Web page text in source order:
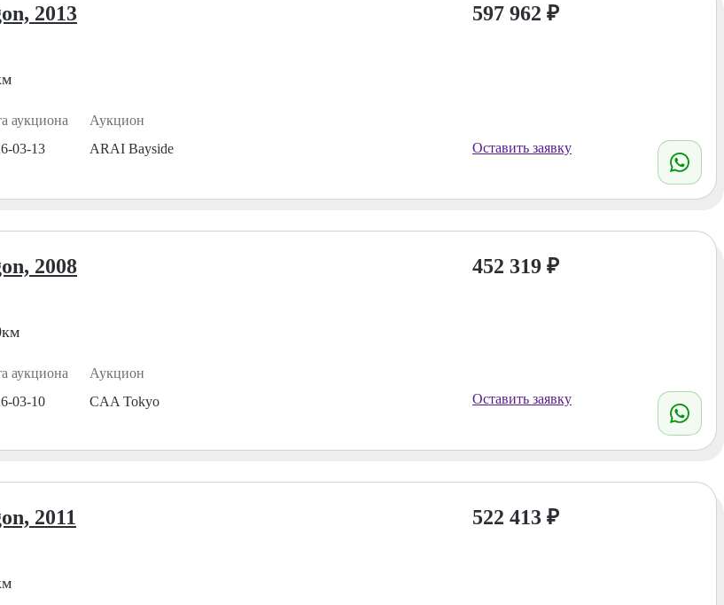
2013
аукциона
03-13
Аукцион
ARAI Bayside
597 962 ₽
Оставить заявку
2008
аукциона
03-10
Аукцион
CAA Tokyo
452 319 ₽
Оставить заявку
2011 522 413 ₽